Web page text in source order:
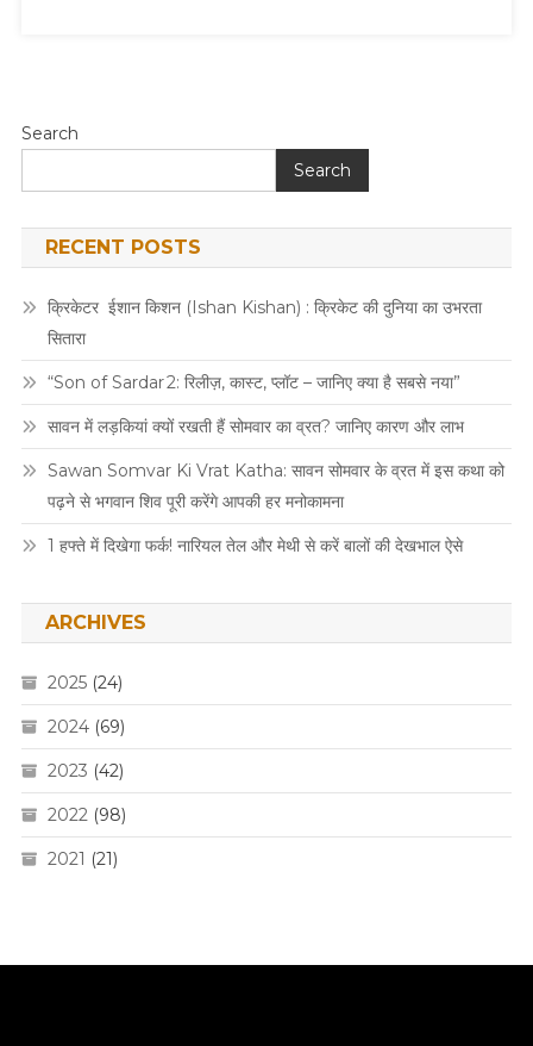
Search
Search
RECENT POSTS
क्रिकेटर ईशान किशन (Ishan Kishan) : क्रिकेट की दुनिया का उभरता
सितारा
“Son of Sardar 2: रिलीज़, कास्ट, प्लॉट – जानिए क्या है सबसे नया”
सावन में लड़कियां क्यों रखती हैं सोमवार का व्रत? जानिए कारण और लाभ
Sawan Somvar Ki Vrat Katha: सावन सोमवार के व्रत में इस कथा को
पढ़ने से भगवान शिव पूरी करेंगे आपकी हर मनोकामना
1 हफ्ते में दिखेगा फर्क! नारियल तेल और मेथी से करें बालों की देखभाल ऐसे
ARCHIVES
2025(24)
2024(69)
2023 (42)
2022(98)
2021 (21)